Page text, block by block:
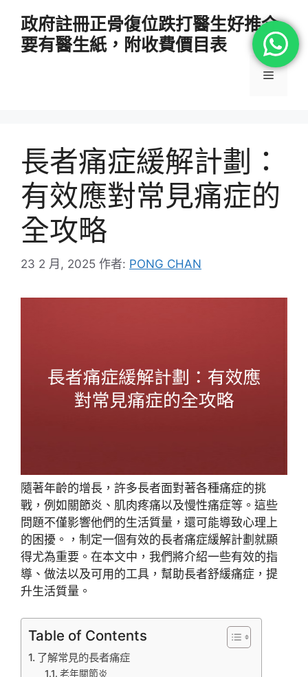
政府註冊正骨復位跌打醫生好推介
要有醫生紙，附收費價目表
選
長者痛症緩解計劃：
有效應對常見痛症的
全攻略
23 2 月, 2025 作者: PONG CHAN
隨著年齡的增長，許多長者面對著各種痛症的挑
戰，例如關節炎、肌肉疼痛以及慢性痛症等。這些
問題不僅影響他們的生活質量，還可能導致心理上
的困擾。，制定一個有效的長者痛症緩解計劃就顯
得尤為重要。在本文中，我們將介紹一些有效的指
導、做法以及可用的工具，幫助長者舒緩痛症，提
升生活質量。
Table of Contents
了解常見的長者痛症
老年關節炎